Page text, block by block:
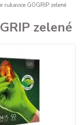
rukavice GOGRIP zelené
zelené